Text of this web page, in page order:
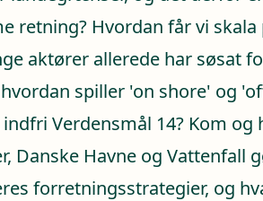
retning? Hvordan får vi skala
aktører allerede har søsat
spiller 'on shore' og
Verdensmål 14? Kom og
Danske Havne og Vattenfall
forretningsstrategier, og